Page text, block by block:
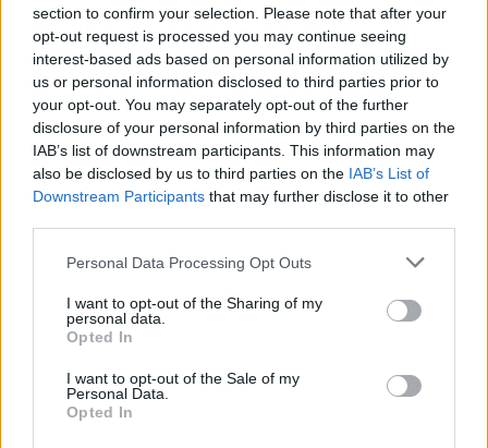
section to confirm your selection. Please note that after your
opt-out request is processed you may continue seeing
interest-based ads based on personal information utilized by
us or personal information disclosed to third parties prior to
your opt-out. You may separately opt-out of the further
disclosure of your personal information by third parties on the
IAB’s list of downstream participants. This information may
also be disclosed by us to third parties on the IAB’s List of
Downstream Participants that may further disclose it to other
Please note that this website/app uses one or more Google
not limited to your visit or usage behaviour. You may click to
grant or deny consent to Google and its third-party tags to
use your data for below specified purposes in below Google
consent section.
Personal Data Processing Opt Outs
I want to opt-out of the Sharing of my
personal data.
Opted In
I want to opt-out of the Sale of my
Personal Data.
Opted In
Σε υψηλό 20ετίας η ισοτιμία του δολαρίου
Tο ευρώ υποχώρησε έναντι του δολαρίου στo
29.08.2022, 12:54